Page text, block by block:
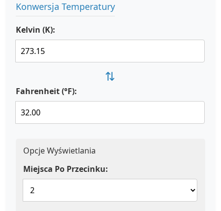
Konwersja Temperatury
Kelvin (K):
⇄
Fahrenheit (°F):
Opcje Wyświetlania
Miejsca Po Przecinku: